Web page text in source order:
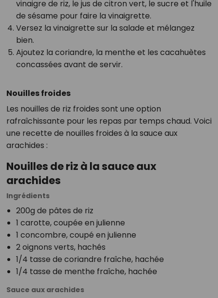
vinaigre de riz, le jus de citron vert, le sucre et l'huile
de sésame pour faire la vinaigrette.
Versez la vinaigrette sur la salade et mélangez
bien.
Ajoutez la coriandre, la menthe et les cacahuètes
concassées avant de servir.
Nouilles froides
Les nouilles de riz froides sont une option
rafraîchissante pour les repas par temps chaud. Voici
une recette de nouilles froides à la sauce aux
arachides :
Nouilles de riz à la sauce aux
arachides
Ingrédients
200g de pâtes de riz
1 carotte, coupée en julienne
1 concombre, coupé en julienne
2 oignons verts, hachés
1/4 tasse de coriandre fraîche, hachée
1/4 tasse de menthe fraîche, hachée
Sauce aux arachides